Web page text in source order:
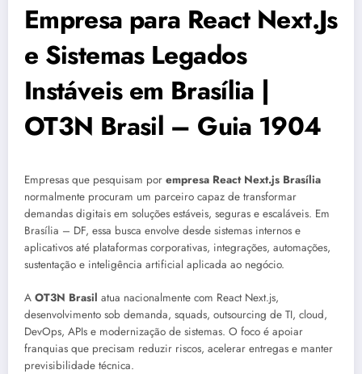
Empresa para React Next.Js
e Sistemas Legados
Instáveis em Brasília |
OT3N Brasil – Guia 1904
Empresas que pesquisam por empresa React Next.js Brasília
normalmente procuram um parceiro capaz de transformar
demandas digitais em soluções estáveis, seguras e escaláveis. Em
Brasília – DF, essa busca envolve desde sistemas internos e
aplicativos até plataformas corporativas, integrações, automações,
sustentação e inteligência artificial aplicada ao negócio.
A OT3N Brasil atua nacionalmente com React Next.js,
desenvolvimento sob demanda, squads, outsourcing de TI, cloud,
DevOps, APIs e modernização de sistemas. O foco é apoiar
franquias que precisam reduzir riscos, acelerar entregas e manter
previsibilidade técnica.